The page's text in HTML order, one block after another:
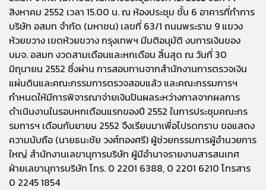
สิงหาคม 2552 เวลา 15.00 น. ณ ห้องประชุม ชั้น 6 อาคารที่ทำการ
บริษัท อสมท จำกัด (มหาชน) เลขที่ 63/1 ถนนพระราม 9 แขวง
ห้วยขวาง เขตห้วยขวาง กรุงเทพฯ มีมติอนุมัติ งบการเงินของ
บมจ. อสมท งวดสามเดือนและหกเดือน สิ้นสุด ณ วันที่ 30
มิถุนายน 2552 ซึ่งผ่าน การสอบทานจากสำนักงานการตรวจเงิน
แผ่นดินและคณะกรรมการตรวจสอบแล้ว และคณะกรรมการฯ
กำหนดให้มีการพิจารณาจ่ายเงินปันผลระหว่างกาลจากผลการ
ดำเนินงานในรอบหกเดือนแรกของปี 2552 ในการประชุมคณะกร
รมการฯ เดือนกันยายน 2552 จึงเรียนมาเพื่อโปรดทราบ ขอแสดง
ความนับถือ (นายธนะชัย วงศ์ทองศรี) ผู้ช่วยกรรมการผู้อำนวยการ
ใหญ่ สำนักงานเลขานุการบริษัท ผู้มีอำนาจรายงานสารสนเทศ
ฝ่ายเลขานุการบริษัท โทร. 0 2201 6388, 0 2201 6210 โทรสาร
0 2245 1854